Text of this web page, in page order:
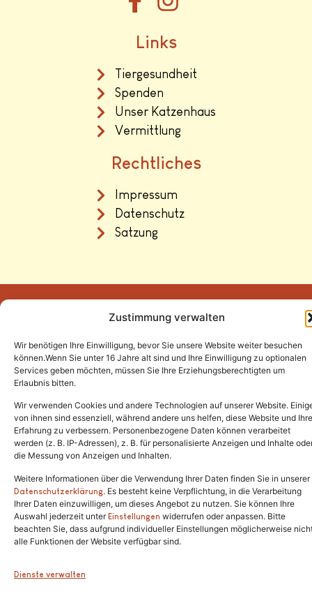
Zustimmung verwalten
Wir benötigen Ihre Einwilligung, bevor Sie unsere Website weiter besuchen
können.Wenn Sie unter 16 Jahre alt sind und Ihre Einwilligung zu optionalen
Services geben möchten, müssen Sie Ihre Erziehungsberechtigten um
Erlaubnis bitten.
Wir verwenden Cookies und andere Technologien auf unserer Website.
von ihnen sind essenziell, während andere uns helfen, diese Website und Ihre
Erfahrung zu verbessern. Personenbezogene Daten können verarbeitet
werden (z. B. IP-Adressen), z. B. für personalisierte Anzeigen und Inhalte
die Messung von Anzeigen und Inhalten.
Weitere Informationen über die Verwendung Ihrer Daten finden Sie in unserer
Datenschutzerklärung. Es besteht keine Verpflichtung, in die Verarbeitung
Ihrer Daten einzuwilligen, um dieses Angebot zu nutzen. Sie können Ihre
Auswahl jederzeit unterEinstellungen widerrufen oder anpassen. Bitte
beachten Sie, dass aufgrund individueller Einstellungen möglicherweise
alle Funktionen der Website verfügbar sind.
Dienste verwalten
Links
Tiergesundheit
Spenden
Unser Katzenhaus
Vermittlung
Rechtliches
Impressum
Datenschutz
Satzung
Copyright © 2024. Alle Rechte vorbehalten.
Tel.:(02646) 915928
info@katzenschutzfreunde.de
Im Brandenfeld 22
53426 Schalkenbach